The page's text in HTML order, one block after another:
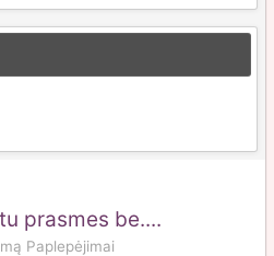
prasmes be....
Paplepėjimai